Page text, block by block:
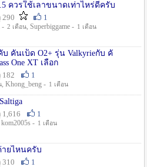
ควรใช้เลาขนาดเท่าไหร่ดีครับ
1
- 2 เดือน, Superbiggame - 1 เดือน
คันเบ็ด O2+ รุ่น Valkyrieกับ คั
One XT เลือก
1
, Khong_beng - 1 เดือน
1
kom2005s - 1 เดือน
ยไหนครับ
1